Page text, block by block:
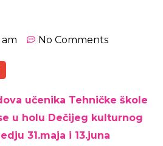
am No Comments
učenika Tehničke škole
u holu Dečijeg kulturnog
31.maja i 13.juna